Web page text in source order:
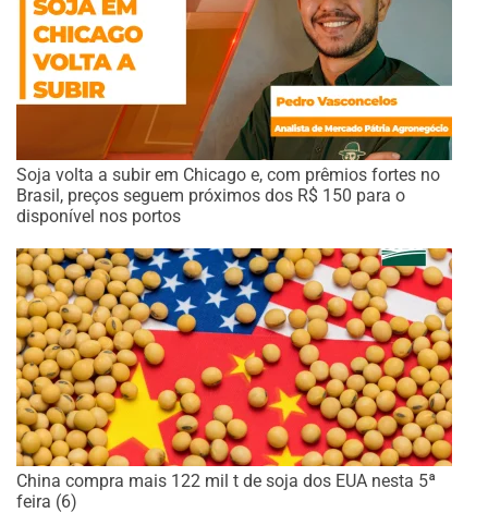
Soja volta a subir em Chicago e, com prêmios fortes no
Brasil, preços seguem próximos dos R$ 150 para o
disponível nos portos
China compra mais 122 mil t de soja dos EUA nesta 5ª
feira (6)